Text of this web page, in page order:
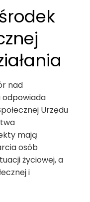
nad
Urzędu
mają
osób
życiowej, a
i